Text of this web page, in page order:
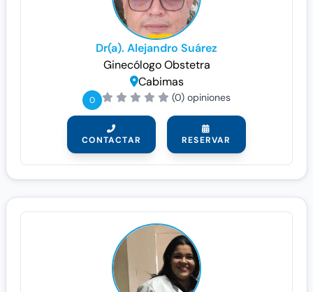
Dr(a). Alejandro Suárez
GinecólogoObstetra
Cabimas
0 (0) opiniones
CONTACTAR RESERVAR